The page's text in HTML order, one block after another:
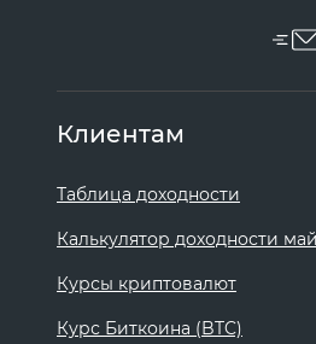
Клиентам
Таблица доходности
Калькулятор доходности
Курсы криптовалют
Курс Биткоина (BTC)